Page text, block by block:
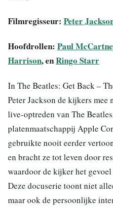
Filmregisseur: Peter
Hoofdrollen: Paul
Harrison, enRingo Starr
In The Beatles: Get Back –
Peter Jackson de kijkers mee
live-optreden van The
platenmaatschappij Apple
gebruikte nooit eerder
en bracht ze tot leven door
waardoor de kijker het
Deze docuserie toont niet
maar ook de persoonlijke